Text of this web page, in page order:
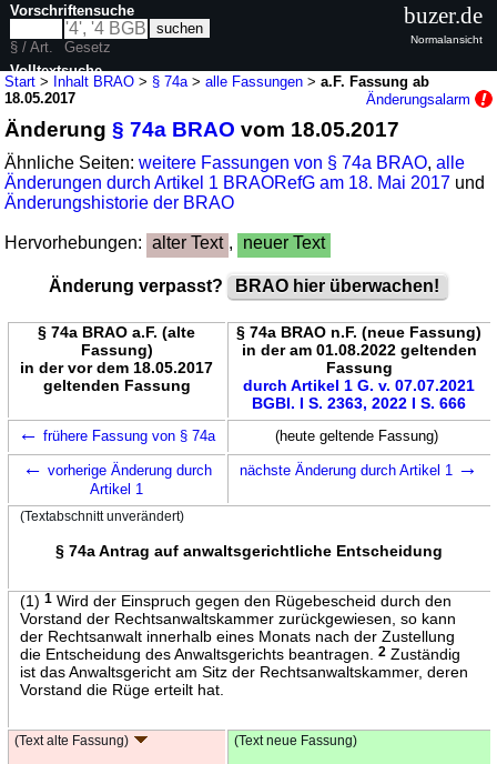
Start > Inhalt BRAO > § 74a >alle Fassungen >a.F. Fassung ab
18.05.2017
Änderungsalarm
Änderung§ 74a BRAO vom 18.05.2017
Ähnliche Seiten:weitere Fassungen von § 74a BRAO,alle
Änderungen durch Artikel 1 BRAORefG am 18. Mai 2017 und
Änderungshistorie der BRAO
Hervorhebungen: alter Text , neuer Text
Änderung verpasst? BRAO hier überwachen!
§ 74a BRAO a.F. (alte
Fassung)
in der vor dem 18.05.2017
geltenden Fassung
§ 74a BRAO n.F. (neue Fassung)
in der am 01.08.2022 geltenden
Fassung
durch Artikel 1 G. v. 07.07.2021
BGBl. I S. 2363, 2022 I S. 666
← frühere Fassung von § 74a (heute geltende Fassung)
← vorherige Änderung durch
Artikel 1
nächste Änderung durch Artikel 1 →
(Textabschnitt unverändert)
§ 74a Antrag auf anwaltsgerichtliche Entscheidung
(1) 1Wird der Einspruch gegen den Rügebescheid durch den
Vorstand der Rechtsanwaltskammer zurückgewiesen, so kann
der Rechtsanwalt innerhalb eines Monats nach der Zustellung
die Entscheidung des Anwaltsgerichts beantragen.
2Zuständig
ist das Anwaltsgericht am Sitz der Rechtsanwaltskammer, deren
Vorstand die Rüge erteilt hat.
(Text alte Fassung) (Text neue Fassung)
Vorschriftensuche
§ / Art.
Gesetz
Volltextsuche
buzer.de
Normalansicht